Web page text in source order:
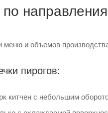
меню и объемов
пирогов:
китчен с небольшим